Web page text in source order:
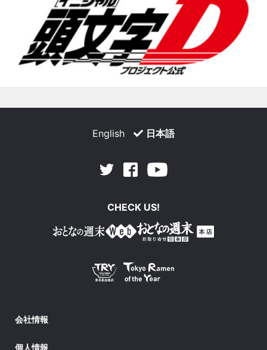
English 日本語
Twitter Facebook
CHECK US!
会社情報
個人情報